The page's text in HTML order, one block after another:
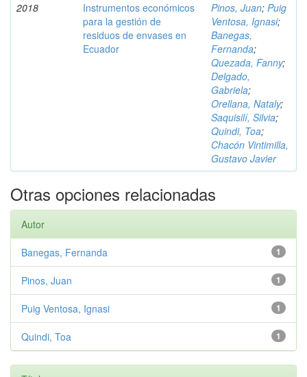
2018
Instrumentos económicos
para la gestión de
residuos de envases en
Ecuador
Pinos, Juan; Puig
Ventosa, Ignasi;
Banegas,
Fernanda;
Quezada, Fanny;
Delgado,
Gabriela;
Orellana, Nataly;
Saquisilí, Silvia;
Quindi, Toa;
Chacón Vintimilla,
Gustavo Javier
Otras opciones relacionadas
Autor
1
Banegas, Fernanda
1
Pinos, Juan
1
Puig Ventosa, Ignasi
1
Quindi, Toa